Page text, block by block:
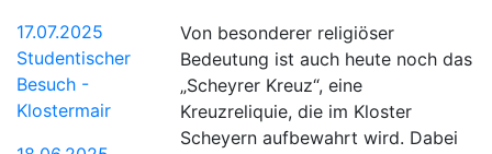
17.07.2025
Studentischer
Besuch -
Klostermair
Von besonderer religiöser
Bedeutung ist auch heute noch das
„Scheyrer Kreuz“, eine
Kreuzreliquie, die im Kloster
Scheyern aufbewahrt wird. Dabei